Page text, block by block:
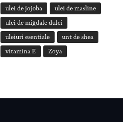
ulei de jojoba ulei de masline
ulei de migdale dulci
uleiuri esentiale unt de shea
vitamina E Zoya